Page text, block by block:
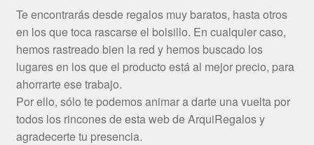
Te encontrarás desde regalos muy baratos, hasta otros
en los que toca rascarse el bolsillo. En cualquier caso,
hemos rastreado bien la red y hemos buscado los
lugares en los que el producto está al mejor precio, para
ahorrarte ese trabajo.
Por ello, sólo te podemos animar a darte una vuelta por
todos los rincones de esta web de ArquiRegalos y
agradecerte tu presencia.